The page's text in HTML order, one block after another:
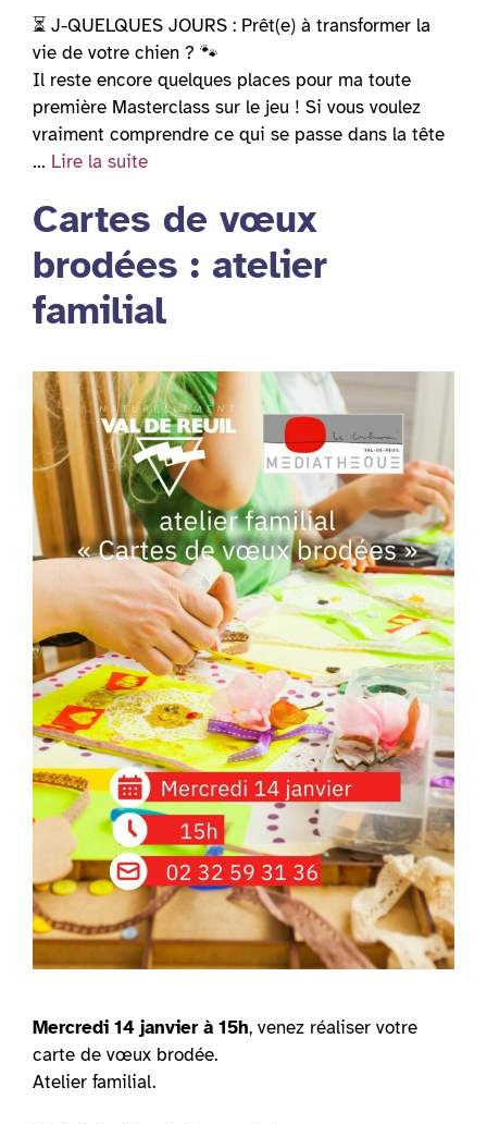
⏳ J-QUELQUES JOURS : Prêt(e) à transformer la
vie de votre chien ? 🐾
Il reste encore quelques places pour ma toute
première Masterclass sur le jeu ! Si vous voulez
vraiment comprendre ce qui se passe dans la tête
… Lire la suite
Cartes de vœux
brodées : atelier
familial
Mercredi 14 janvier à 15h, venez réaliser votre
carte de vœux brodée.
Atelier familial.